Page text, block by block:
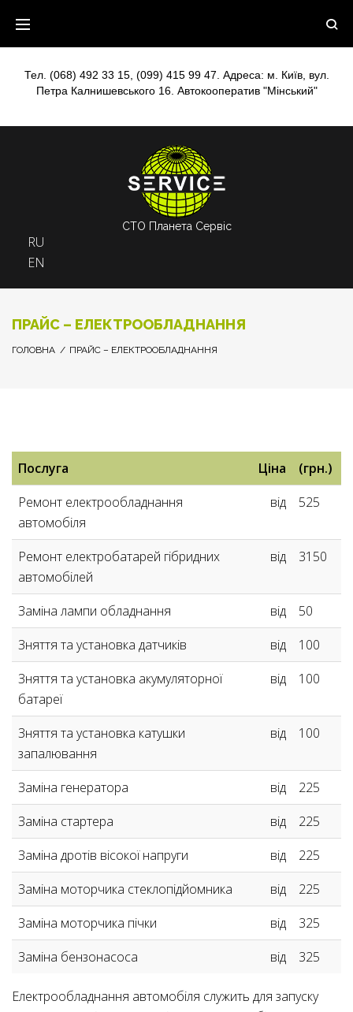
content
Тел. (068) 492 33 15, (099) 415 99 47 . Адреса: м. Київ, вул.
Петра Калнишевського 16. Автокооператив "Мінський"
СТО Планета Сервіс
RU
EN
ПРАЙС – ЕЛЕКТРООБЛАДНАННЯ
ГОЛОВНА / ПРАЙС – ЕЛЕКТРООБЛАДНАННЯ
ПРАЙС
-
ЕЛЕКТРООБЛАДНАННЯ
Послуга Ціна
(грн.)
Ремонт електрообладнання
автомобіля
від 525
Ремонт електробатарей гібридних
автомобілей
від 3150
Заміна лампи обладнання від
50
Зняття та установка датчиків
від
100
Зняття та установка акумуляторної
батареї
від 100
Зняття та установка катушки
запалювання
від 100
Заміна генератора від
225
Заміна стартера
від
225
Заміна дротів вісокої напруги
від
225
Заміна моторчика стеклопідйомника
від
225
Заміна моторчика пічки
від
325
Заміна бензонасоса
від 325
Електрообладнання автомобіля служить для запуску